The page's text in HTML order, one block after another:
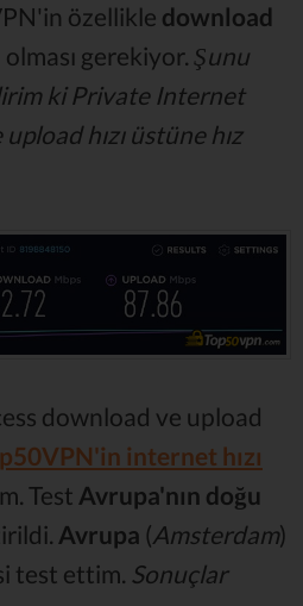
özellikle download
olması gerekiyor. Şunu
ki Private Internet
hızı üstüne hız
download ve upload
internet hızı
Test Avrupa'nın doğu
Avrupa (Amsterdam)
test ettim. Sonuçlar